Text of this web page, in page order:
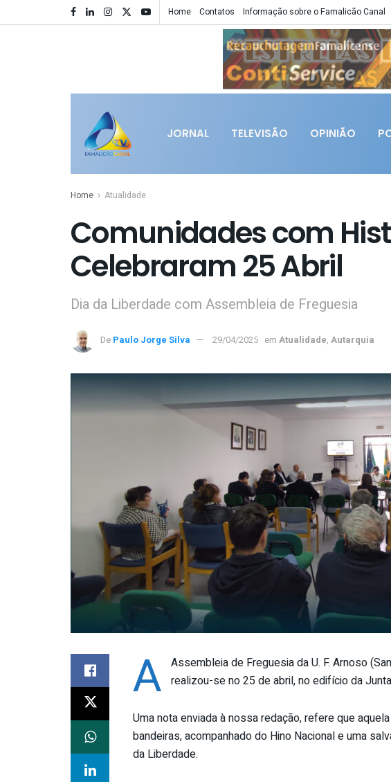
Home Contatos Informação sobre o Famalicão Canal
JORNAL TELEVISÃO OPINIÃO
Home Atualidade
Comunidades com
Celebraram 25 Abril
Dia da Liberdade com Assembleia de Freguesia
De Paulo Jorge Silva 29/04/2025 em Atualidade, Autarquia
A Assembleia de Freguesia da U. F. Arnoso
realizou-se no 25 de abril, no edifício da
Uma nota enviada à nossa redação, refere que
bandeiras, acompanhado do Hino Nacional e uma
da Liberdade.